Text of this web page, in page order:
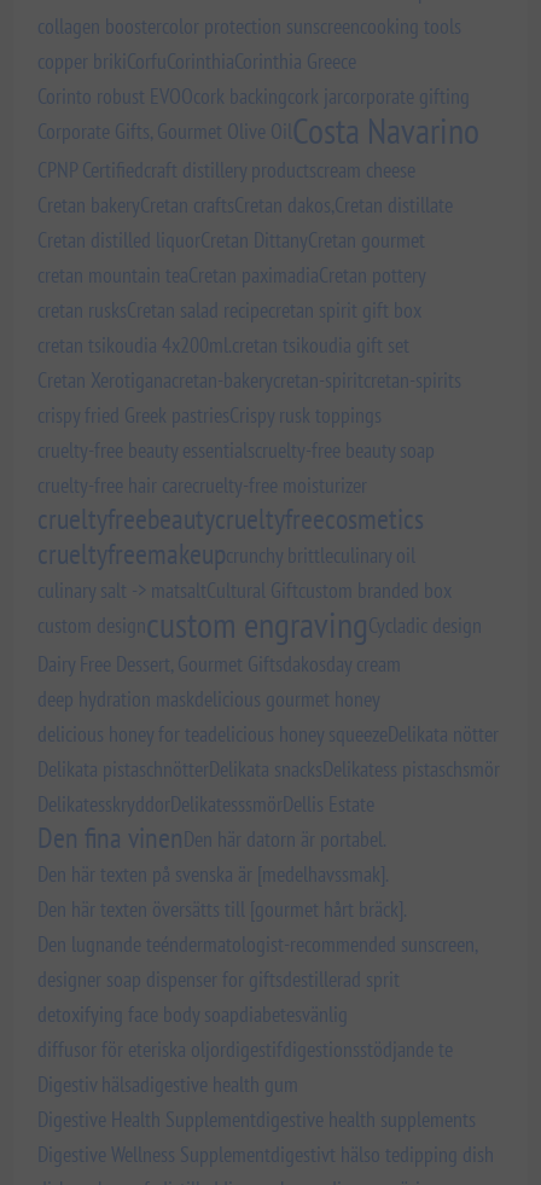
collagen boostercolor protection sunscreencooking tools
copper briki CorfuCorinthiaCorinthia Greece
Corinto robust EVOOcork backingcork jarcorporate gifting
Corporate Gifts, Gourmet Olive OilCosta Navarino
CPNP Certifiedcraft distillery productscream cheese
Cretan bakeryCretan craftsCretan dakos,Cretan distillate
Cretan distilled liquorCretan DittanyCretan gourmet
cretan mountain teaCretan paximadiaCretan pottery
cretan rusksCretan salad recipecretan spirit gift box
cretan tsikoudia 4x200ml.cretan tsikoudia gift set
Cretan Xerotiganacretan-bakerycretan-spiritcretan-spirits
crispy fried Greek pastriesCrispy rusk toppings
cruelty-free beauty essentialscruelty-free beauty soap
cruelty-free hair carecruelty-free moisturizer
crueltyfreebeautycrueltyfreecosmetics
crueltyfreemakeupcrunchy brittleculinary oil
culinary salt -> matsaltCultural Giftcustom branded box
custom designcustom engravingCycladic design
Dairy Free Dessert, Gourmet Giftsdakosday cream
deep hydration maskdelicious gourmet honey
delicious honey for teadelicious honey squeezeDelikata nötter
Delikata pistaschnötterDelikata snacksDelikatess pistaschsmör
DelikatesskryddorDelikatesssmörDellis Estate
Den fina vinenDen här datorn är portabel.
Den här texten på svenska är [medelhavssmak].
Den här texten översätts till [gourmet hårt bräck].
Den lugnande teéndermatologist-recommended sunscreen,
designer soap dispenser for giftsdestillerad sprit
detoxifying face body soapdiabetesvänlig
diffusor för eteriska oljordigestifdigestionsstödjande te
Digestiv hälsadigestive health gum
Digestive Health Supplementdigestive health supplements
Digestive Wellness Supplementdigestivt hälso tedipping dish